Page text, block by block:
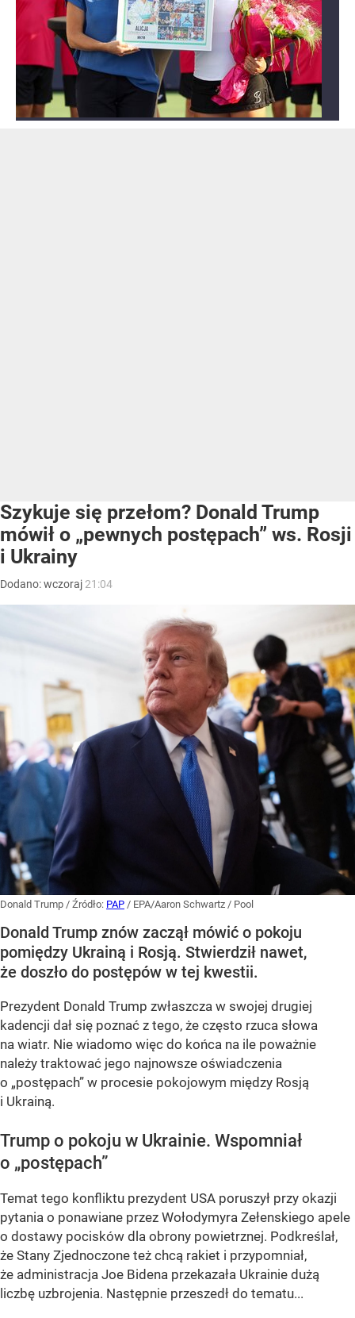
Szykuje się przełom? Donald Trump
mówił o „pewnych postępach” ws. Rosji
i Ukrainy
Dodano:wczoraj 21:04
Donald Trump / Źródło: PAP / EPA/Aaron Schwartz / Pool
Donald Trump znów zaczął mówić o pokoju
pomiędzy Ukrainą i Rosją. Stwierdził nawet,
że doszło do postępów w tej kwestii.
Prezydent Donald Trump zwłaszcza w swojej drugiej
kadencji dał się poznać z tego, że często rzuca słowa
na wiatr. Nie wiadomo więc do końca na ile poważnie
należy traktować jego najnowsze oświadczenia
o „postępach” w procesie pokojowym między Rosją
i Ukrainą.
Trump o pokoju w Ukrainie. Wspomniał
o „postępach”
Temat tego konfliktu prezydent USA poruszył przy okazji
pytania o ponawiane przez Wołodymyra Zełenskiego apele
o dostawy pocisków dla obrony powietrznej. Podkreślał,
że Stany Zjednoczone też chcą rakiet i przypomniał,
że administracja Joe Bidena przekazała Ukrainie dużą
liczbę uzbrojenia. Następnie przeszedł do tematu...